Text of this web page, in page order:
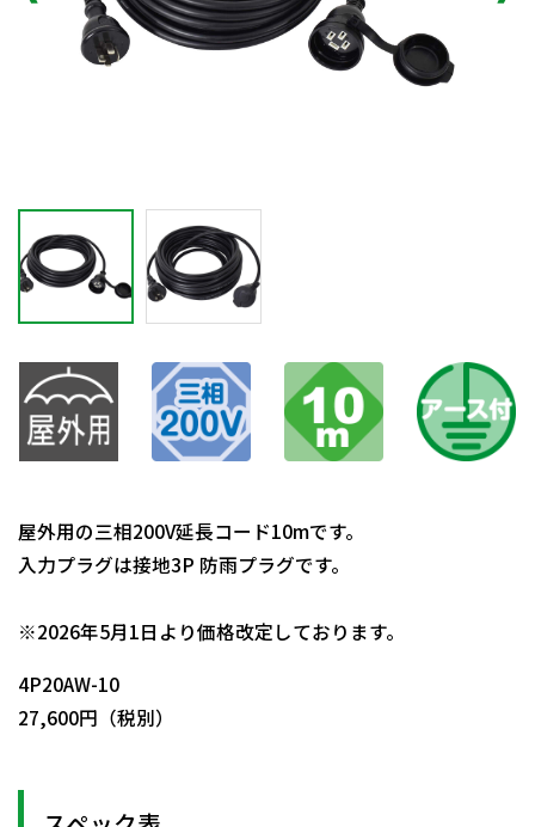
屋外用の三相200V延長コード10mです。
入力プラグは接地3P 防雨プラグです。
※2026年5月1日より価格改定しております。
4P20AW-10
27,600円（税別）